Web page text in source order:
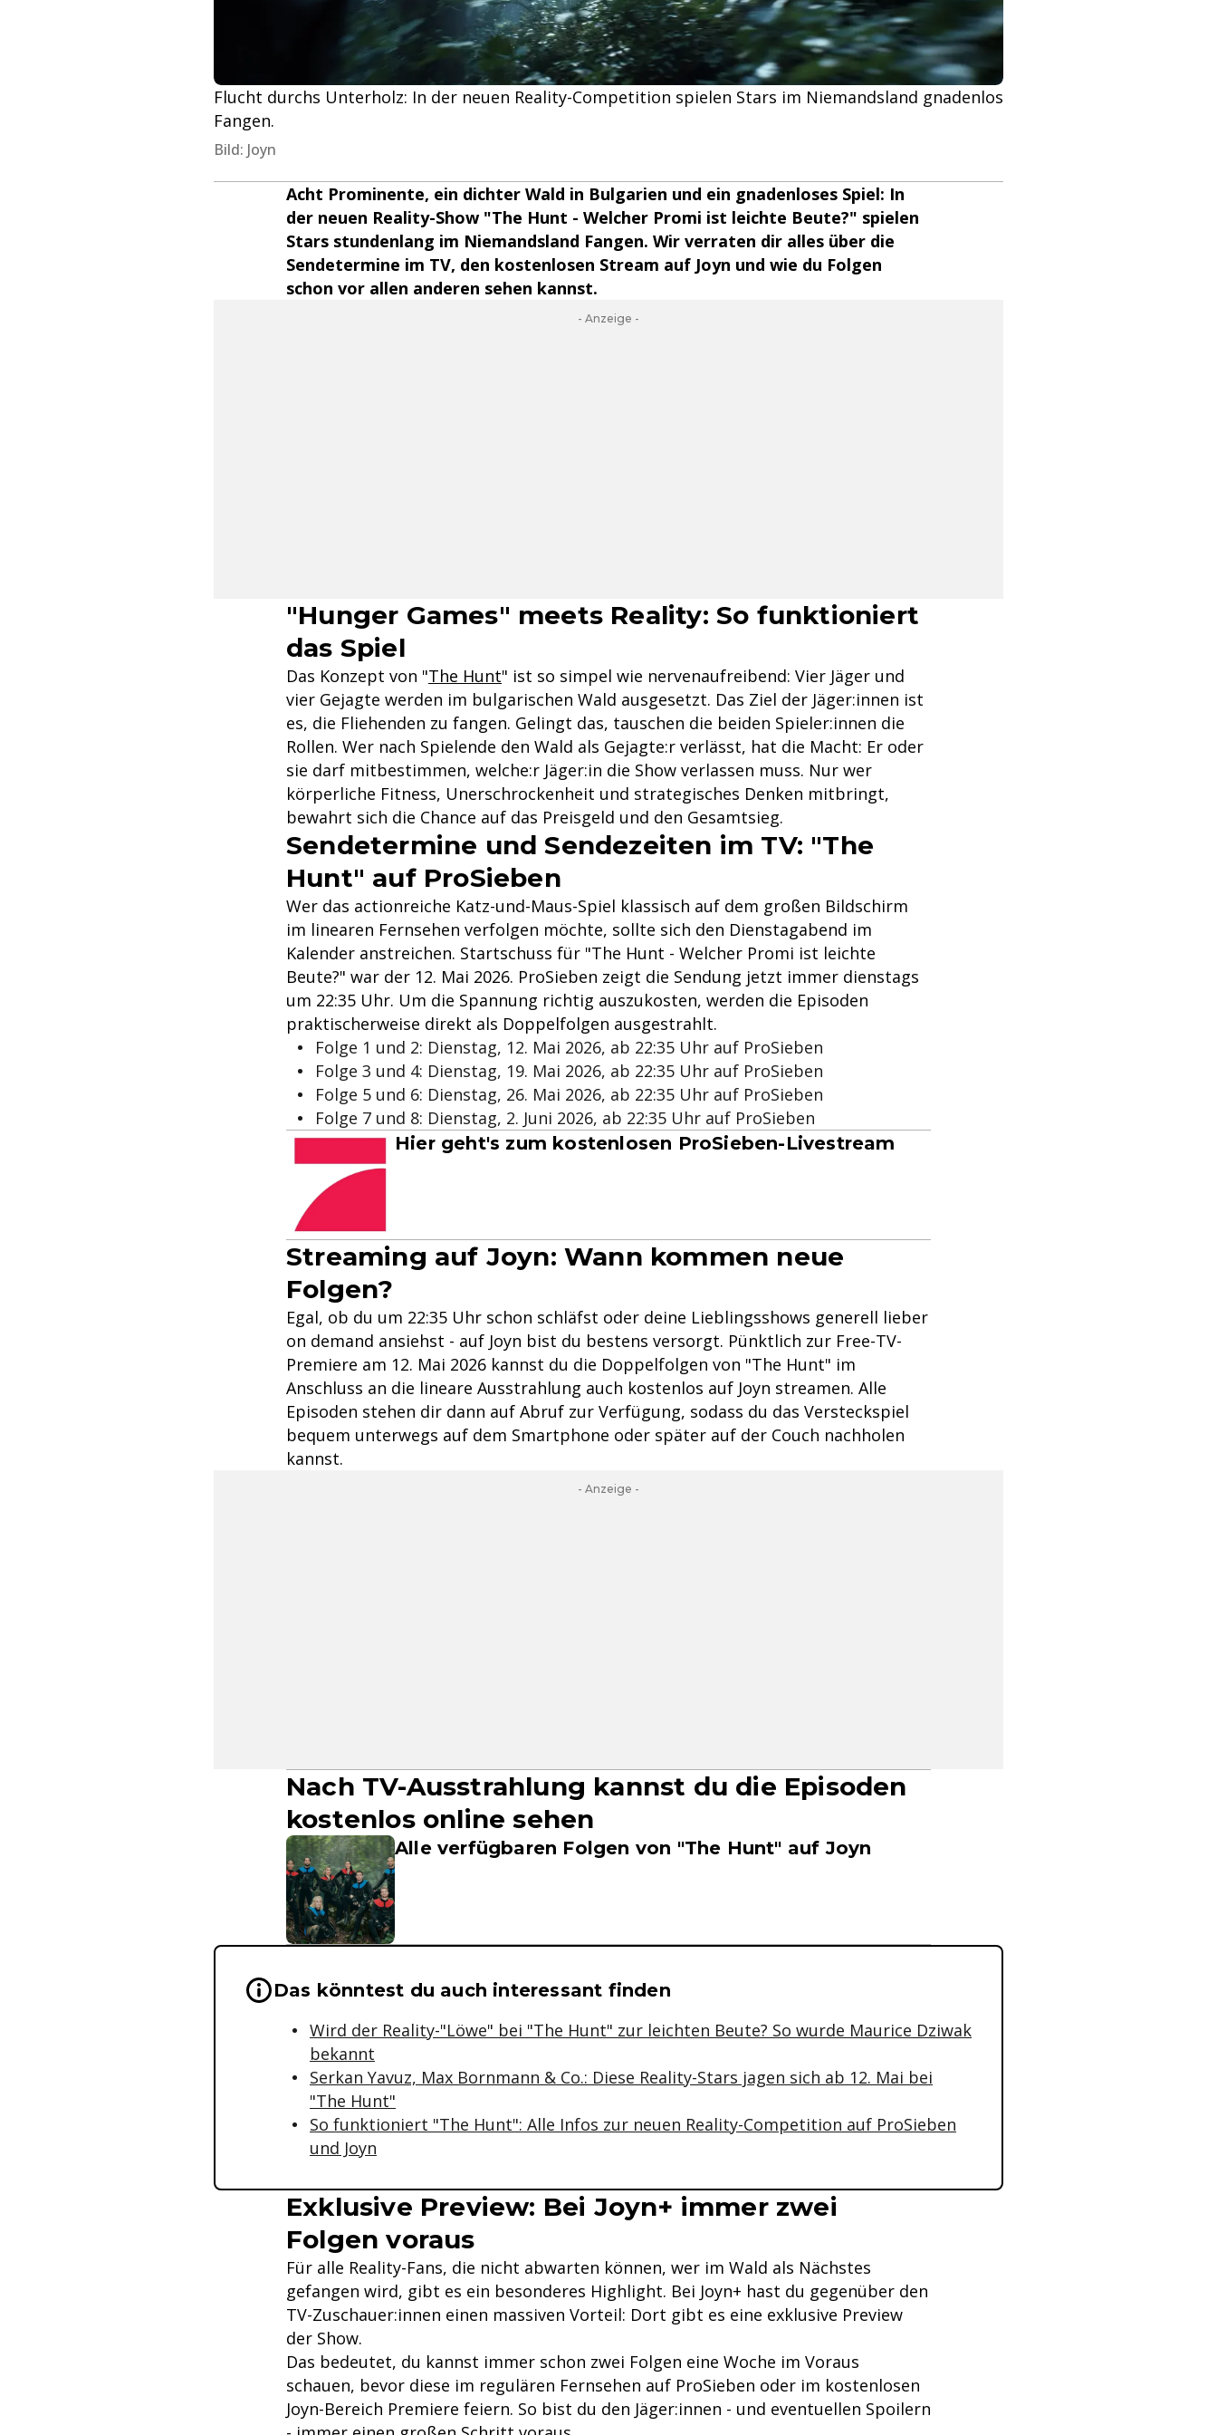
Flucht durchs Unterholz: In der neuen Reality-Competition spielen Stars im Niemandsland gnadenlos
Fangen.
Bild: Joyn
Acht Prominente, ein dichter Wald in Bulgarien und ein gnadenloses Spiel: In
der neuen Reality-Show "The Hunt - Welcher Promi ist leichte Beute?" spielen
Stars stundenlang im Niemandsland Fangen. Wir verraten dir alles über die
Sendetermine im TV, den kostenlosen Stream auf Joyn und wie du Folgen
schon vor allen anderen sehen kannst.
- Anzeige -
"Hunger Games" meets Reality: So funktioniert
das Spiel
Das Konzept von "The Hunt" ist so simpel wie nervenaufreibend: Vier Jäger und
vier Gejagte werden im bulgarischen Wald ausgesetzt. Das Ziel der Jäger:innen ist
es, die Fliehenden zu fangen. Gelingt das, tauschen die beiden Spieler:innen die
Rollen. Wer nach Spielende den Wald als Gejagte:r verlässt, hat die Macht: Er oder
sie darf mitbestimmen, welche:r Jäger:in die Show verlassen muss. Nur wer
körperliche Fitness, Unerschrockenheit und strategisches Denken mitbringt,
bewahrt sich die Chance auf das Preisgeld und den Gesamtsieg.
Sendetermine und Sendezeiten im TV: "The
Hunt" auf ProSieben
Wer das actionreiche Katz-und-Maus-Spiel klassisch auf dem großen Bildschirm
im linearen Fernsehen verfolgen möchte, sollte sich den Dienstagabend im
Kalender anstreichen. Startschuss für "The Hunt - Welcher Promi ist leichte
Beute?" war der 12. Mai 2026. ProSieben zeigt die Sendung jetzt immer dienstags
um 22:35 Uhr. Um die Spannung richtig auszukosten, werden die Episoden
praktischerweise direkt als Doppelfolgen ausgestrahlt.
Folge 1 und 2: Dienstag, 12. Mai 2026, ab 22:35 Uhr auf ProSieben
Folge 3 und 4: Dienstag, 19. Mai 2026, ab 22:35 Uhr auf ProSieben
Folge 5 und 6: Dienstag, 26. Mai 2026, ab 22:35 Uhr auf ProSieben
Folge 7 und 8: Dienstag, 2. Juni 2026, ab 22:35 Uhr auf ProSieben
Hier geht's zum kostenlosen ProSieben-Livestream
Streaming auf Joyn: Wann kommen neue
Folgen?
Egal, ob du um 22:35 Uhr schon schläfst oder deine Lieblingsshows generell lieber
on demand ansiehst - auf Joyn bist du bestens versorgt. Pünktlich zur Free-TV-
Premiere am 12. Mai 2026 kannst du die Doppelfolgen von "The Hunt" im
Anschluss an die lineare Ausstrahlung auch kostenlos auf Joyn streamen. Alle
Episoden stehen dir dann auf Abruf zur Verfügung, sodass du das Versteckspiel
bequem unterwegs auf dem Smartphone oder später auf der Couch nachholen
kannst.
- Anzeige -
Nach TV-Ausstrahlung kannst du die Episoden
kostenlos online sehen
Alle verfügbaren Folgen von "The Hunt" auf Joyn
Wichtige Hinweise & Informationen zum Inhalt
Das könntest du auch interessant finden
Wird der Reality-"Löwe" bei "The Hunt" zur leichten Beute? So wurde Maurice Dziwak
bekannt
Serkan Yavuz, Max Bornmann & Co.: Diese Reality-Stars jagen sich ab 12. Mai bei
"The Hunt"
So funktioniert "The Hunt": Alle Infos zur neuen Reality-Competition auf ProSieben
und Joyn
Exklusive Preview: Bei Joyn+ immer zwei
Folgen voraus
Für alle Reality-Fans, die nicht abwarten können, wer im Wald als Nächstes
gefangen wird, gibt es ein besonderes Highlight. Bei Joyn+ hast du gegenüber den
TV-Zuschauer:innen einen massiven Vorteil: Dort gibt es eine exklusive Preview
der Show.
Das bedeutet, du kannst immer schon zwei Folgen eine Woche im Voraus
schauen, bevor diese im regulären Fernsehen auf ProSieben oder im kostenlosen
Joyn-Bereich Premiere feiern. So bist du den Jäger:innen - und eventuellen Spoilern